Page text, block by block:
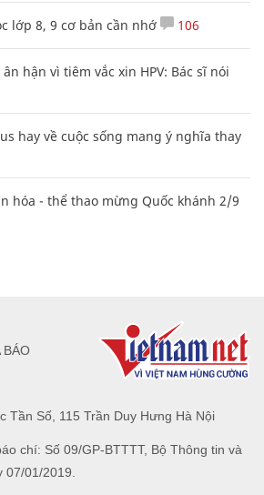
lớp 8, 9 cơ bản cần nhớ 106
hận vì tiêm vắc xin HPV: Bác sĩ nói
hay về cuộc sống mang ý nghĩa thay
hóa - thể thao mừng Quốc khánh 2/9
Tần Số, 115 Trần Duy Hưng Hà Nội
chí: Số 09/GP-BTTTT, Bộ Thông tin và
07/01/2019.
BÁO